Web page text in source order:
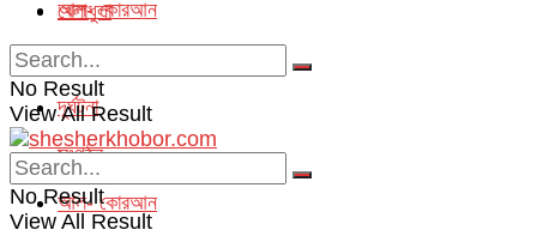
খেলাধুলা
অপরাধ
দূর্ঘটনা
সংগঠন
আল- কোরআন
আল- কোরআন
No Result
View All Result
No Result
View All Result